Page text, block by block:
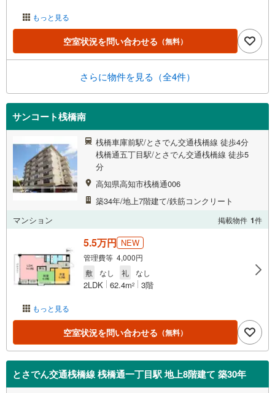
もっと見る
空室状況を問い合わせる （無料）
さらに物件を見る（全4件）
サンコート桟橋南
桟橋車庫前駅/とさでん交通桟橋線 徒歩4分
桟橋通五丁目駅/とさでん交通桟橋線 徒歩5
分
高知県高知市桟橋通006
築34年/地上7階建て/鉄筋コンクリート
マンション
掲載物件 1件
もっと見る
5.5万円 NEW
管理費等 4,000円
敷
なし 礼 なし
2LDK 62.4m2 3階
空室状況を問い合わせる （無料）
とさでん交通桟橋線 桟橋通一丁目駅 地上8階建て 築30年